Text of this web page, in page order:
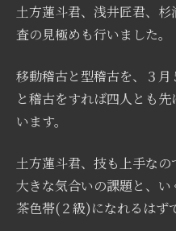
土方蓮斗君、浅井匠君、
査の見極めも行いました。
移動稽古と型稽古を、３
と稽古をすれば四人とも
います。
土方蓮斗君、技も上手な
大きな気合いの課題と、
茶色帯(２級)になれるはず